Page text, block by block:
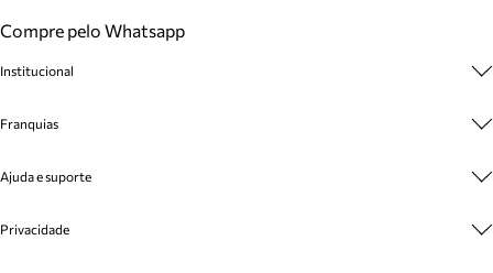
Compre pelo Whatsapp
Institucional
Cashback
Venda Corporativa
Mapa do Site
Franquias
Plano de Negócio
Ajuda e suporte
Cadastro
Privacidade